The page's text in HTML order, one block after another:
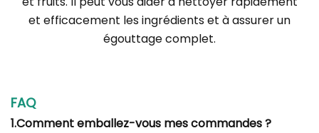
et efficacement les ingrédients et à assurer un
égouttage complet.
FAQ
1.Comment emballez-vous mes commandes ?